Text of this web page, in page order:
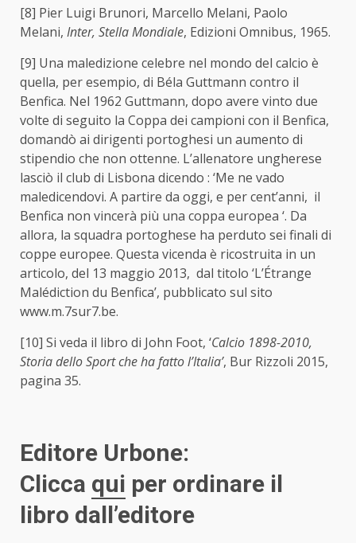
[8] Pier Luigi Brunori, Marcello Melani, Paolo
Melani, Inter, Stella Mondiale, Edizioni Omnibus, 1965.
[9] Una maledizione celebre nel mondo del calcio è
quella, per esempio, di Béla Guttmann contro il
Benfica. Nel 1962 Guttmann, dopo avere vinto due
volte di seguito la Coppa dei campioni con il Benfica,
domandò ai dirigenti portoghesi un aumento di
stipendio che non ottenne. L’allenatore ungherese
lasciò il club di Lisbona dicendo : ‘Me ne vado
maledicendovi. A partire da oggi, e per cent’anni, il
Benfica non vincerà più una coppa europea ‘. Da
allora, la squadra portoghese ha perduto sei finali di
coppe europee. Questa vicenda è ricostruita in un
articolo, del 13 maggio 2013, dal titolo ‘L’Étrange
Malédiction du Benfica’, pubblicato sul sito
www.m.7sur7.be.
[10] Si veda il libro di John Foot, ‘Calcio 1898-2010,
Storia dello Sport che ha fatto l’Italia’, Bur Rizzoli 2015,
pagina 35.
Editore Urbone:
Clicca qui per ordinare il
libro dall’editore